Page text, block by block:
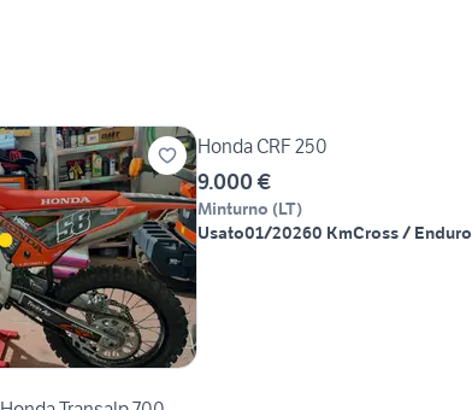
Honda CRF 250
9.000 €
Minturno (LT)
Usato01/20260 KmCross / Enduro